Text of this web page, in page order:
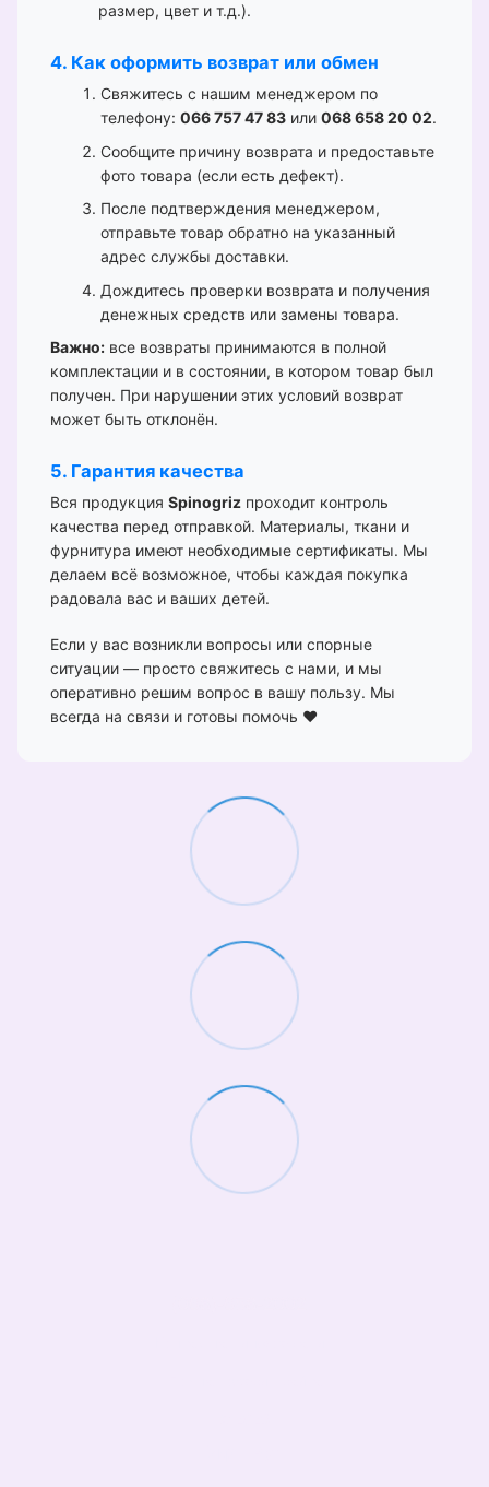
размер, цвет и т.д.).
4. Как оформить возврат или обмен
Свяжитесь с нашим менеджером по
телефону: 066 757 47 83 или 068 658 20 02.
Сообщите причину возврата и предоставьте
фото товара (если есть дефект).
После подтверждения менеджером,
отправьте товар обратно на указанный
адрес службы доставки.
Дождитесь проверки возврата и получения
денежных средств или замены товара.
Важно: все возвраты принимаются в полной
комплектации и в состоянии, в котором товар был
получен. При нарушении этих условий возврат
может быть отклонён.
5. Гарантия качества
Вся продукция Spinogriz проходит контроль
качества перед отправкой. Материалы, ткани и
фурнитура имеют необходимые сертификаты. Мы
делаем всё возможное, чтобы каждая покупка
радовала вас и ваших детей.
Если у вас возникли вопросы или спорные
ситуации — просто свяжитесь с нами, и мы
оперативно решим вопрос в вашу пользу. Мы
всегда на связи и готовы помочь ❤️